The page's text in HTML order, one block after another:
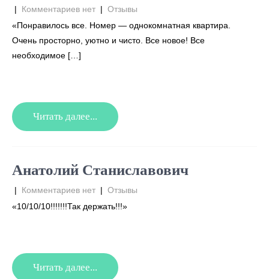
| Комментариев нет | Отзывы
«Понравилось все. Номер — однокомнатная квартира.
Очень просторно, уютно и чисто. Все новое! Все
необходимое […]
Читать далее...
Анатолий Станиславович
| Комментариев нет | Отзывы
«10/10/10!!!!!!!Так держать!!!»
Читать далее...